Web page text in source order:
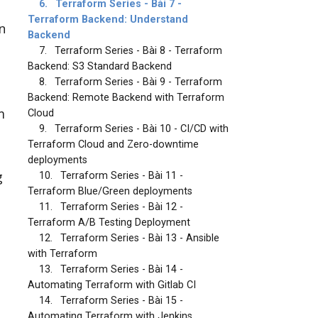
6.
Terraform Series - Bài 7 -
Terraform Backend: Understand
Backend
7.
Terraform Series - Bài 8 - Terraform
Backend: S3 Standard Backend
8.
Terraform Series - Bài 9 - Terraform
Backend: Remote Backend with Terraform
Cloud
9.
Terraform Series - Bài 10 - CI/CD with
Terraform Cloud and Zero-downtime
deployments
10.
Terraform Series - Bài 11 -
Terraform Blue/Green deployments
11.
Terraform Series - Bài 12 -
Terraform A/B Testing Deployment
12.
Terraform Series - Bài 13 - Ansible
with Terraform
13.
Terraform Series - Bài 14 -
Automating Terraform with Gitlab CI
14.
Terraform Series - Bài 15 -